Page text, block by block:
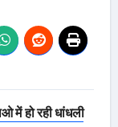
में हो रही धांधली